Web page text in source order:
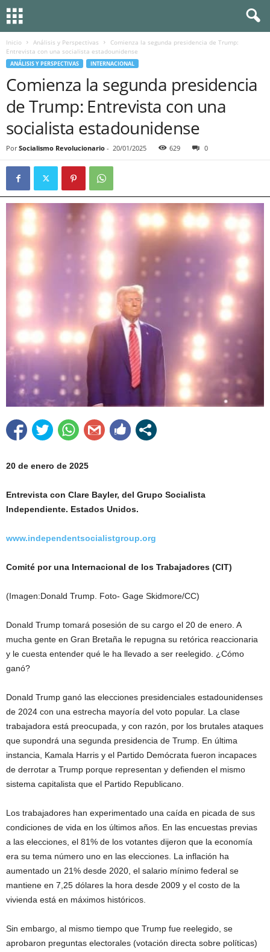
Inicio Análisis y Perspectivas
Comienza la segunda presidencia de Trump:
Entrevista con una socialista estadounidense
ANÁLISIS Y PERSPECTIVAS INTERNACIONAL
Comienza la segunda presidencia
de Trump: Entrevista con una
socialista estadounidense
Por Socialismo Revolucionario - 20/01/2025 629 0
20 de enero de 2025
Entrevista con Clare Bayler, del Grupo Socialista
Independiente. Estados Unidos.
www.independentsocialistgroup.org
Comité por una Internacional de los Trabajadores (CIT)
(Imagen:Donald Trump. Foto- Gage Skidmore/CC)
Donald Trump tomará posesión de su cargo el 20 de enero. A
mucha gente en Gran Bretaña le repugna su retórica reaccionaria
y le cuesta entender qué le ha llevado a ser reelegido. ¿Cómo
ganó?
Donald Trump ganó las elecciones presidenciales estadounidenses
de 2024 con una estrecha mayoría del voto popular. La clase
trabajadora está preocupada, y con razón, por los brutales ataques
que supondrá una segunda presidencia de Trump. En última
instancia, Kamala Harris y el Partido Demócrata fueron incapaces
de derrotar a Trump porque representan y defienden el mismo
sistema capitalista que el Partido Republicano.
Los trabajadores han experimentado una caída en picada de sus
condiciones de vida en los últimos años. En las encuestas previas
a las elecciones, el 81% de los votantes dijeron que la economía
era su tema número uno en las elecciones. La inflación ha
aumentado un 21% desde 2020, el salario mínimo federal se
mantiene en 7,25 dólares la hora desde 2009 y el costo de la
vivienda está en máximos históricos.
Sin embargo, al mismo tiempo que Trump fue reelegido, se
aprobaron preguntas electorales (votación directa sobre políticas)